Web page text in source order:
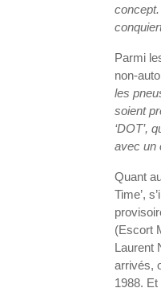
Parmi
non-
les
soient
‘DOT’,
avec un
Quant
Time’,
(Escort
Laurent
arrivés,
1988.